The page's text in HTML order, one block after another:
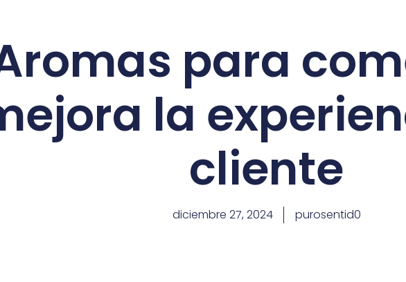
para
la
cliente
diciembre 27, 2024 purosentid0